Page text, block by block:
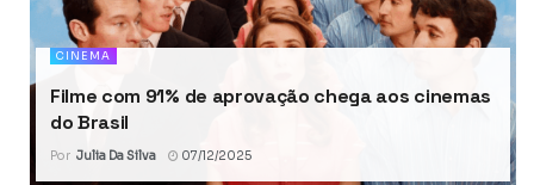
CINEMA
Filme com 91% de aprovação chega aos cinemas
do Brasil
Por Julia Da Silva 07/12/2025